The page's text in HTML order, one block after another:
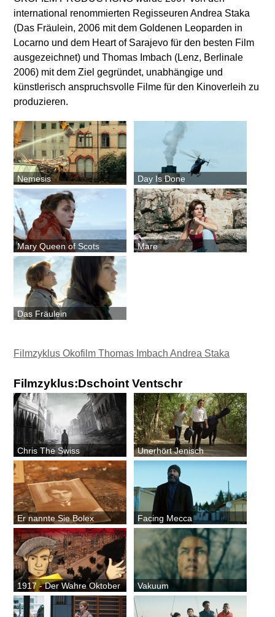
international renommierten Regisseuren Andrea Staka
(Das Fräulein, 2006 mit dem Goldenen Leoparden in
Locarno und dem Heart of Sarajevo für den besten Film
ausgezeichnet) und Thomas Imbach (Lenz, Berlinale
2006) mit dem Ziel gegründet, unabhängige und
künstlerisch anspruchsvolle Filme für den Kinoverleih zu
produzieren.
Nemesis Day Is Done
Mary Queen of Scots Mare
Das Fräulein
Filmzyklus Okofilm Thomas Imbach Andrea Staka
Filmzyklus:Dschoint Ventschr
Chris The Swiss Unerhört Jenisch
Er nannte Sie Bolex Facing Mecca
1917 - Der Wahre Oktober Vakuum